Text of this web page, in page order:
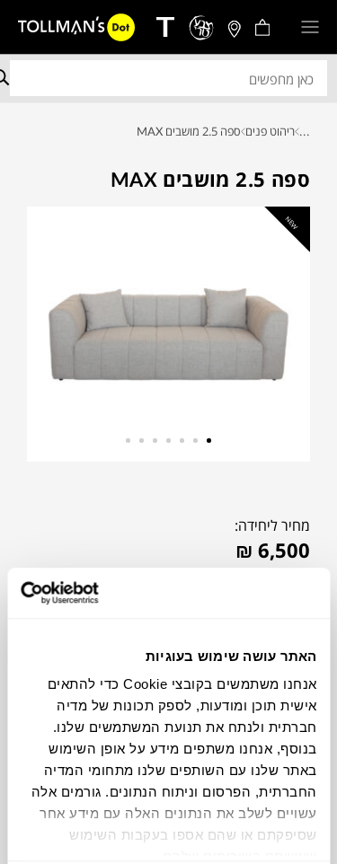
האתר עושה שימוש בעוגיות
אנחנו משתמשים בקובצי Cookie כדי להתאים
אישית תוכן ומודעות, לספק תכונות של מדיה
חברתית ולנתח את תנועת המשתמשים שלנו.
בנוסף, אנחנו משתפים מידע על אופן השימוש
באתר שלנו עם השותפים שלנו מתחומי המדיה
החברתית, הפרסום וניתוח הנתונים. גורמים אלה
עשויים לשלב את הנתונים האלה עם מידע אחר
שסיפקתם או שהם אספו בעקבות השימוש
... ריהוט פנים ספה 2.5 מושבים MAX
ספה 2.5 מושבים MAX
NEW
מחיר ליחידה:
₪ 6,500
להדמיית AI Design